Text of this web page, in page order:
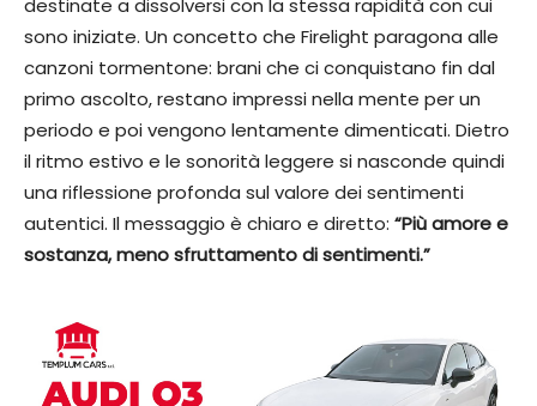
destinate a dissolversi con la stessa rapidità con cui
sono iniziate. Un concetto che Firelight paragona alle
canzoni tormentone: brani che ci conquistano fin dal
primo ascolto, restano impressi nella mente per un
periodo e poi vengono lentamente dimenticati. Dietro
il ritmo estivo e le sonorità leggere si nasconde quindi
una riflessione profonda sul valore dei sentimenti
autentici. Il messaggio è chiaro e diretto: “Più amore e
sostanza, meno sfruttamento di sentimenti.”